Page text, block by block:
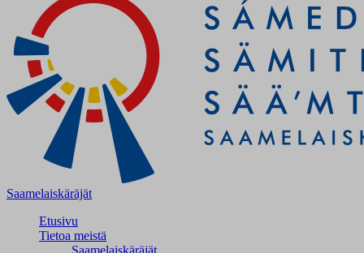
Saamelaiskäräjät
Etusivu
Tietoa meistä
Saamelaiskäräjät